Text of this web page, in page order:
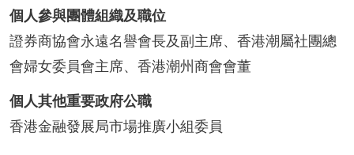
個人參與團體組織及職位
證券商協會永遠名譽會長及副主席、香港潮屬社團總
會婦女委員會主席、香港潮州商會會董
個人其他重要政府公職
香港金融發展局市場推廣小組委員